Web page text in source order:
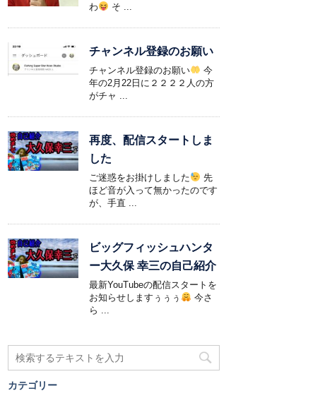
わ
そ ...
チャンネル登録のお願い
チャンネル登録のお願い
今
年の2月22日に２２２２人の方
がチャ ...
再度、配信スタートしま
した
ご迷惑をお掛けしました
先
ほど音が入って無かったのです
が、手直 ...
ビッグフィッシュハンタ
ー大久保 幸三の自己紹介
最新YouTubeの配信スタートを
お知らせしますぅぅぅ
今さ
ら ...
カテゴリー